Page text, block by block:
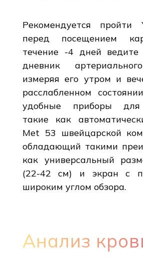
Рекомендуется
перед посещением
течение -4 дней
дневник
измеряя его утром и
расслабленном
удобные приборы для
такие как
Met 53 швейцарской
обладающий такими
как универсальный
(22-42 см) и экран с
широким углом обзора.
Анализ